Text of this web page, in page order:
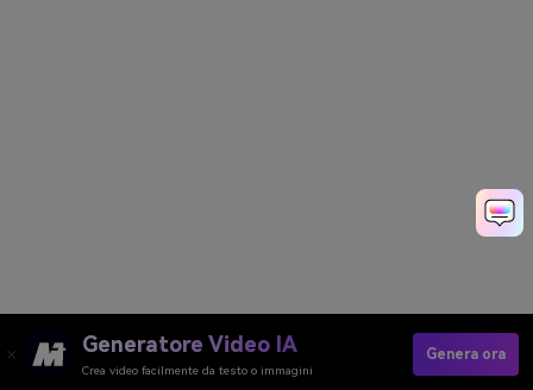
Generatore Video IA
Crea video facilmente da testo o immagini
Genera ora